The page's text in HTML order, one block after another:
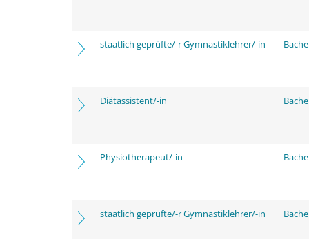
staatlich geprüfte/-r Gymnastiklehrer/-in
Diätassistent/-in
Physiotherapeut/-in
staatlich geprüfte/-r Gymnastiklehrer/-in